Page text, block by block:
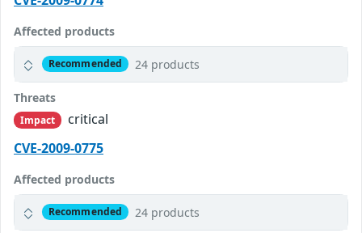
Affected products
Recommended 24 products
Threats
Impact
critical
CVE-2009-0775
Affected products
Recommended 24 products